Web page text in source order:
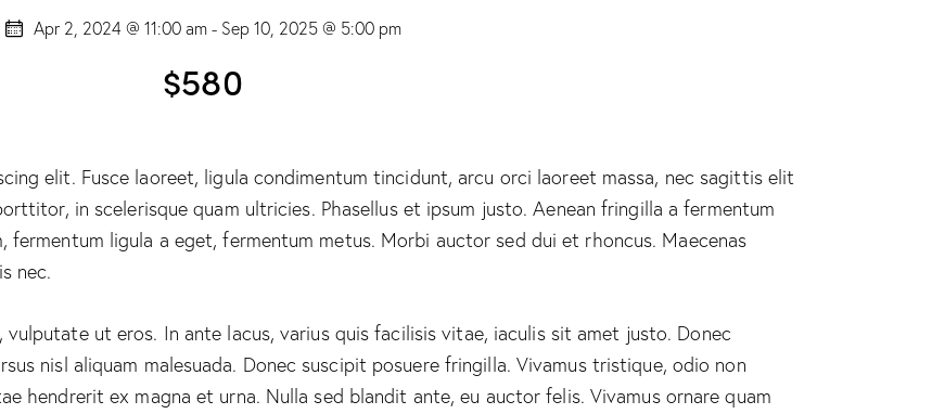
Apr 2, 2024 @ 11:00 am- Sep 10, 2025 @ 5:00 pm
$580
elit. Fusce laoreet, ligula condimentum tincidunt, arcu orci laoreet massa, nec sagittis elit
in scelerisque quam ultricies. Phasellus et ipsum justo. Aenean fringilla a fermentum
fermentum ligula a eget, fermentum metus. Morbi auctor sed dui et rhoncus. Maecenas
nec.
ut eros. In ante lacus, varius quis facilisis vitae, iaculis sit amet justo. Donec
nisl aliquam malesuada. Donec suscipit posuere fringilla. Vivamus tristique, odio non
hendrerit ex magna et urna. Nulla sed blandit ante, eu auctor felis. Vivamus ornare quam